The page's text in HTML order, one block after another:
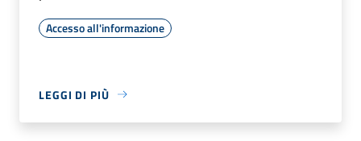
Accesso all'informazione
LEGGI DI PIÙ